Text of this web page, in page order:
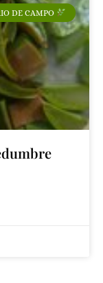
DE CAMPO